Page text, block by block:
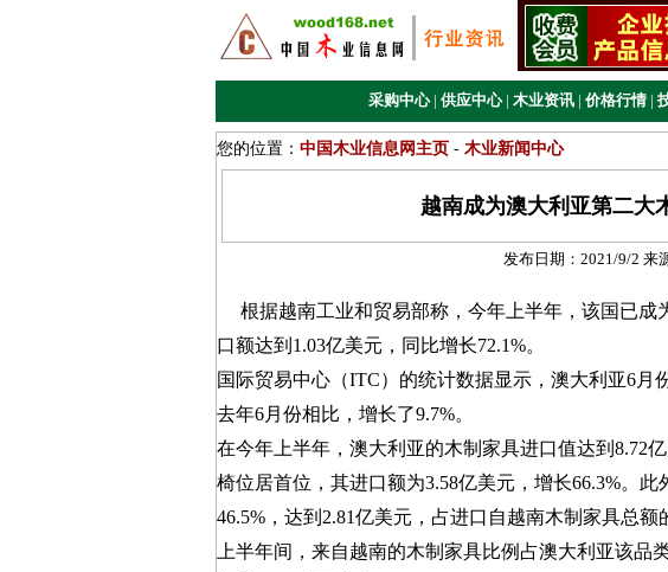
采购中心 | 供应中心 | 木业资讯 | 价格行情 |
您的位置： 中国木业信息网主页 - 木业新闻中心
越南成为澳大利亚第二大
发布日期： 2021/9/2 来
根据越南工业和贸易部称，今年上半年，该国已成
口额达到1.03亿美元，同比增长72.1%。
国际贸易中心（ITC）的统计数据显示，澳大利亚6月
去年6月份相比，增长了9.7%。
在今年上半年，澳大利亚的木制家具进口值达到8.72
椅位居首位，其进口额为3.58亿美元，增长66.3%。
46.5%，达到2.81亿美元，占进口自越南木制家具总额
上半年间，来自越南的木制家具比例占澳大利亚该品